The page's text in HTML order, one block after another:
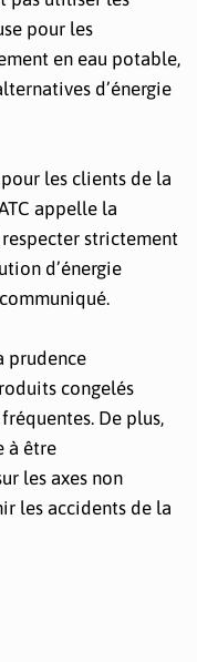
pour les
en eau potable,
d’énergie
les clients de la
appelle la
strictement
d’énergie
prudence
congelés
De plus,
à être
les axes non
les accidents de la